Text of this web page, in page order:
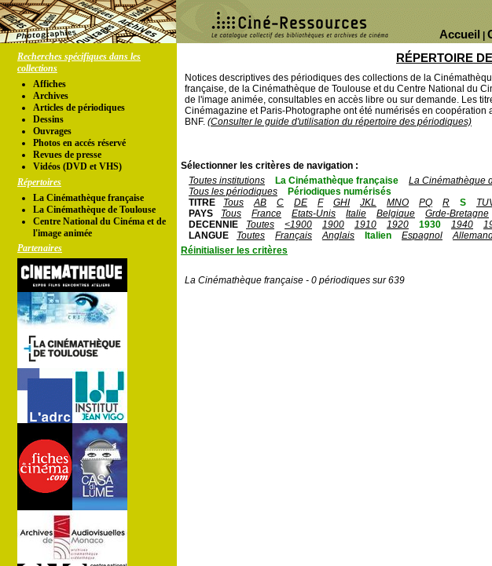
Accueil
Recherches spécifiques dans les
collections
Affiches
Archives
Articles de périodiques
Dessins
Ouvrages
Photos en accés réservé
Revues de presse
Vidéos (DVD et VHS)
Répertoires
La Cinémathèque française
La Cinémathèque de Toulouse
Centre National du Cinéma et de
l'image animée
Partenaires
RÉPERTOIRE
Notices descriptives des périodiques des collections de la
française, de la Cinémathèque de Toulouse et du Centre National du
de l'image animée, consultables en accès libre ou sur demande. Les
Cinémagazine et Paris-Photographe ont été numérisés en coopération
BNF. (Consulter le guide d'utilisation du répertoire des périodiques)
Sélectionner les critères de navigation :
Toutes institutions
La Cinémathèque française La Cinémathèque
Tous les périodiques
Périodiques numérisés
TITRE
Tous AB C DE F GHI JKL MNO PQ R S
PAYS
Tous France Etats-Unis Italie Belgique Grde-Bretagne
DECENNIE
Toutes <1900 1900 1910 1920 1930 1940
LANGUE
Toutes Français Anglais Italien Espagnol
Réinitialiser les critères
La Cinémathèque française - 0 périodiques sur 639